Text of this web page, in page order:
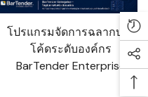
โปรแกรมจัดการฉลากบาร์
โค้ดระดับองค์กร
BarTender Enterprise